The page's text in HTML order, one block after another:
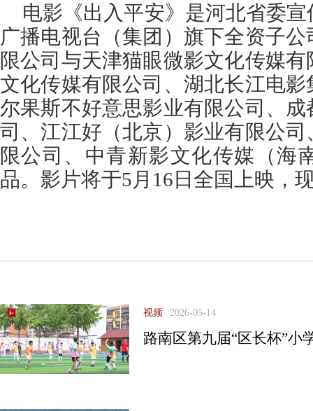
电影《出入平安》是河北省委
广播电视台（集团）旗下全资子
限公司与天津猫眼微影文化传媒
文化传媒有限公司、湖北长江电
尔果斯不好意思影业有限公司、
司、江江好（北京）影业有限公
限公司、中青新影文化传媒（海
品。影片将于5月16日全国上映，
视频 2026-05-14
路南区第九届“区长杯”小